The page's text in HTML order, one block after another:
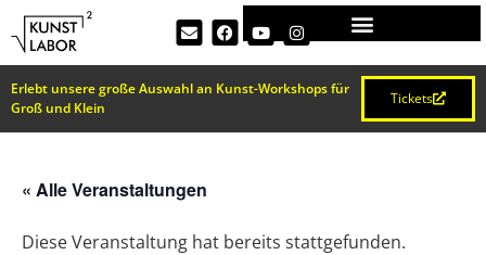
Erlebt unsere große Auswahl an Kunst-Workshops für
Groß und Klein
Tickets
« Alle Veranstaltungen
Diese Veranstaltung hat bereits stattgefunden.